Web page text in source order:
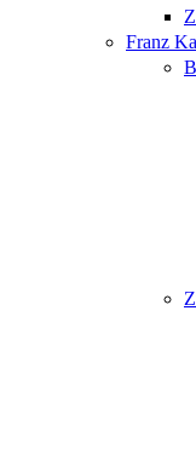
Franz